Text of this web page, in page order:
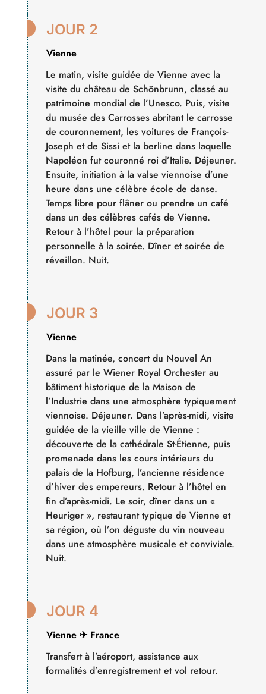
 JOUR 2
Vienne
Le matin, visite guidée de Vienne avec la
visite du château de Schönbrunn, classé au
patrimoine mondial de l’Unesco. Puis, visite
du musée des Carrosses abritant le carrosse
de couronnement, les voitures de François-
Joseph et de Sissi et la berline dans laquelle
Napoléon fut couronné roi d’Italie. Déjeuner.
Ensuite, initiation à la valse viennoise d’une
heure dans une célèbre école de danse.
Temps libre pour flâner ou prendre un café
dans un des célèbres cafés de Vienne.
Retour à l’hôtel pour la préparation
personnelle à la soirée. Dîner et soirée de
réveillon. Nuit.
 JOUR 3
Vienne
Dans la matinée, concert du Nouvel An
assuré par le Wiener Royal Orchester au
bâtiment historique de la Maison de
l’Industrie dans une atmosphère typiquement
viennoise. Déjeuner. Dans l’après-midi, visite
guidée de la vieille ville de Vienne :
découverte de la cathédrale St-Étienne, puis
promenade dans les cours intérieurs du
palais de la Hofburg, l’ancienne résidence
d’hiver des empereurs. Retour à l’hôtel en
fin d’après-midi. Le soir, dîner dans un «
Heuriger », restaurant typique de Vienne et
sa région, où l’on déguste du vin nouveau
dans une atmosphère musicale et conviviale.
Nuit.
 JOUR 4
Vienne ✈ France
Transfert à l’aéroport, assistance aux
formalités d’enregistrement et vol retour.